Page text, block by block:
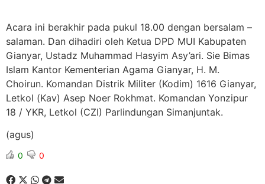
Acara ini berakhir pada pukul 18.00 dengan bersalam –
salaman. Dan dihadiri oleh Ketua DPD MUI Kabupaten
Gianyar, Ustadz Muhammad Hasyim Asy’ari. Sie Bimas
Islam Kantor Kementerian Agama Gianyar, H. M.
Choirun. Komandan Distrik Militer (Kodim) 1616 Gianyar,
Letkol (Kav) Asep Noer Rokhmat. Komandan Yonzipur
18 / YKR, Letkol (CZI) Parlindungan Simanjuntak.
(agus)
0 0